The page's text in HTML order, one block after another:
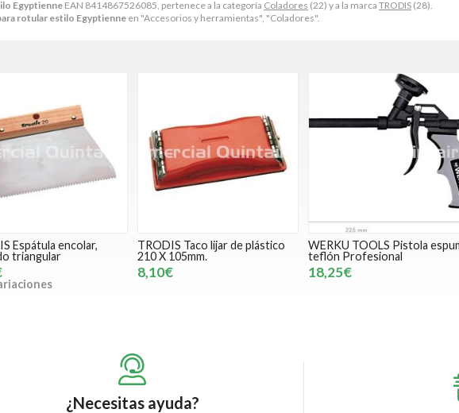
Egyptienne EAN 8414867526085, pertenece a la categoría Coladores (22) y a la marca TRODIS (28).
rotular estilo Egyptienne en "Accesorios y herramientas", "Coladores".
Espátula encolar,
triangular
TRODIS Taco lijar de plástico
210 X 105mm.
8,10€
WERKU TOOLS Pistola
teflón Profesional
18,25€
¿Necesitas ayuda?